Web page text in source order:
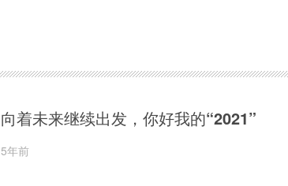
向着未来继续出发，你好我的“2021”
5年前